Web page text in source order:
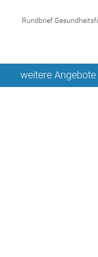
Rundbrief
weitere Angebote